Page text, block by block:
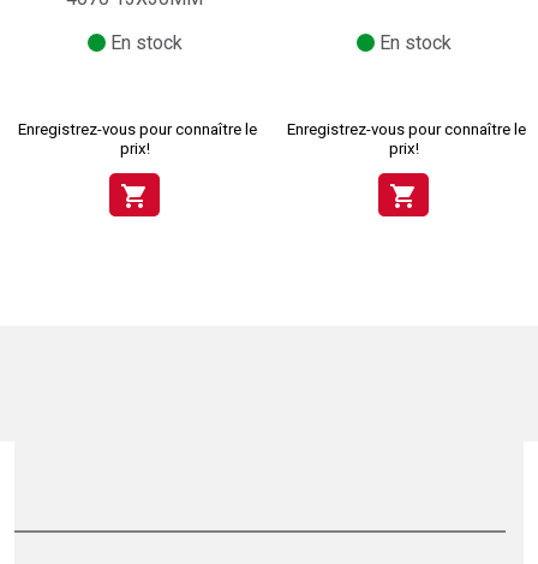
En stock
Enregistrez-vous pour connaître le
prix!
shopping_cart
En stock
Enregistrez-vous pour connaître le
prix!
shopping_cart